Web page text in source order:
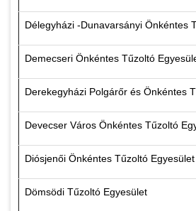
Délegyházi -Dunavarsányi Önkéntes
Demecseri Önkéntes Tűzoltó
Derekegyházi Polgárőr és Önkéntes
Devecser Város Önkéntes Tűzoltó
Diósjenői Önkéntes Tűzoltó Egyesület
Dömsödi Tűzoltó Egyesület